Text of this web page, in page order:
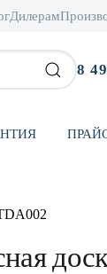
Дилерам
8